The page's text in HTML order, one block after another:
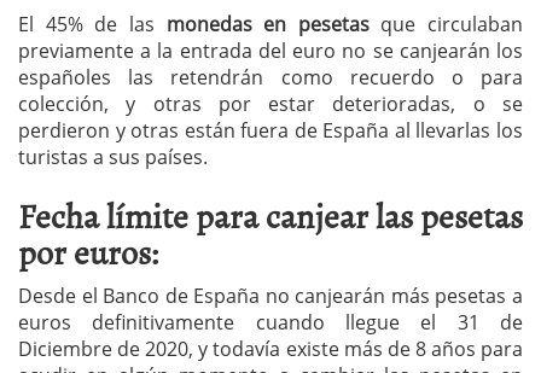
El 45% de las monedas en pesetasque circulaban
previamente a la entrada del euro no se canjearán los
españoles las retendrán como recuerdo o para
colección, y otras por estar deterioradas, o se
perdieron y otras están fuera de España al llevarlas los
turistas a sus países.
Fecha límite para canjear las pesetas
por euros:
Desde el Banco de España no canjearán más pesetas a
euros definitivamente cuando llegue el 31 de
Diciembre de 2020, y todavía existe más de 8 años para